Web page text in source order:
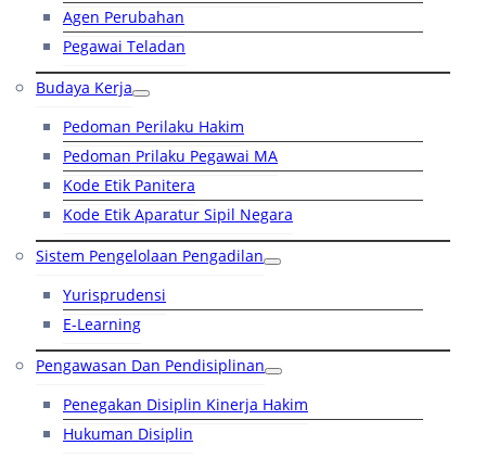
Agen Perubahan
Pegawai Teladan
Budaya Kerja
Pedoman Perilaku Hakim
Pedoman Prilaku Pegawai MA
Kode Etik Panitera
Kode Etik Aparatur Sipil Negara
Sistem Pengelolaan Pengadilan
Yurisprudensi
E-Learning
Pengawasan Dan Pendisiplinan
Penegakan Disiplin Kinerja Hakim
Hukuman Disiplin